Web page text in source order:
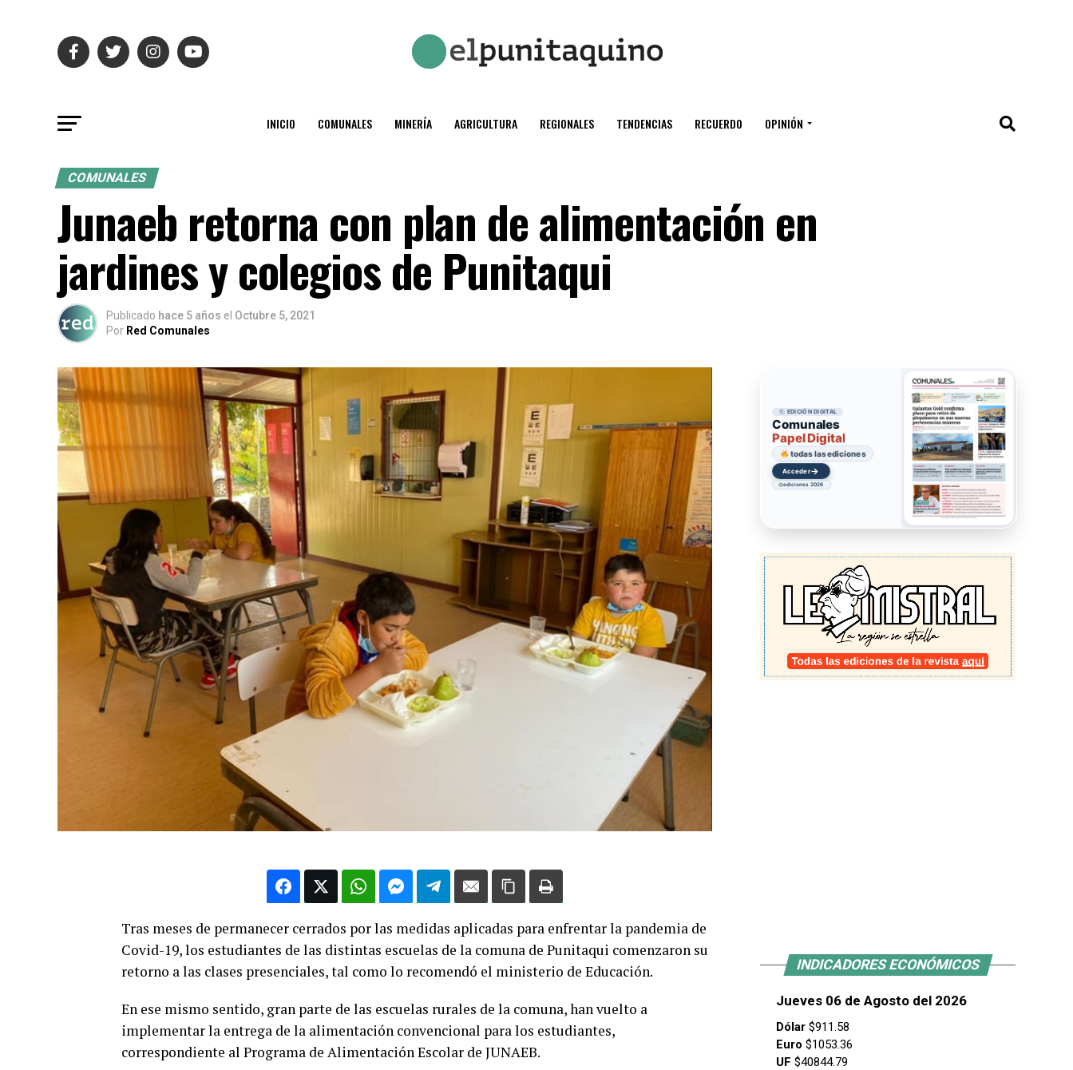
INICIO COMUNALES MINERÍA AGRICULTURA REGIONALES TENDENCIAS RECUERDO OPINIÓN
COMUNALES
Junaeb retorna con plan de alimentación en
jardines y colegios de Punitaqui
Publicado hace 5 años el Octubre 5, 2021
Por Red Comunales
Tras meses de permanecer cerrados por las medidas aplicadas para enfrentar la pandemia de
Covid-19, los estudiantes de las distintas escuelas de la comuna de Punitaqui comenzaron su
retorno a las clases presenciales, tal como lo recomendó el ministerio de Educación.
En ese mismo sentido, gran parte de las escuelas rurales de la comuna, han vuelto a
implementar la entrega de la alimentación convencional para los estudiantes,
correspondiente al Programa de Alimentación Escolar de JUNAEB.
EDICIÓN DIGITAL
Comunales
Papel Digital
todas las ediciones
Acceder→
ediciones 2026
INDICADORES ECONÓMICOS
Jueves 06 de Agosto del 2026
Dólar $911.58
Euro $1053.36
UF $40844.79